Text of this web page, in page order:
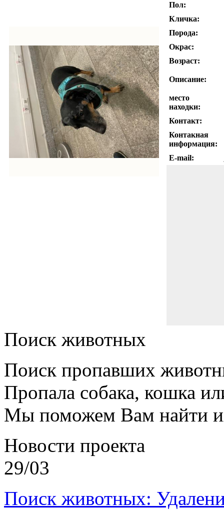
Пол:
Кличка:
Порода:
Окрас:
Возраст:
Описание:
место
находки:
Контакт:
Контакная
информация:
E-mail:
Поиск животных
Поиск пропавших
Пропала собака, кошка
Мы поможем Вам найти
Новости проекта
29/03
Поиск животных: